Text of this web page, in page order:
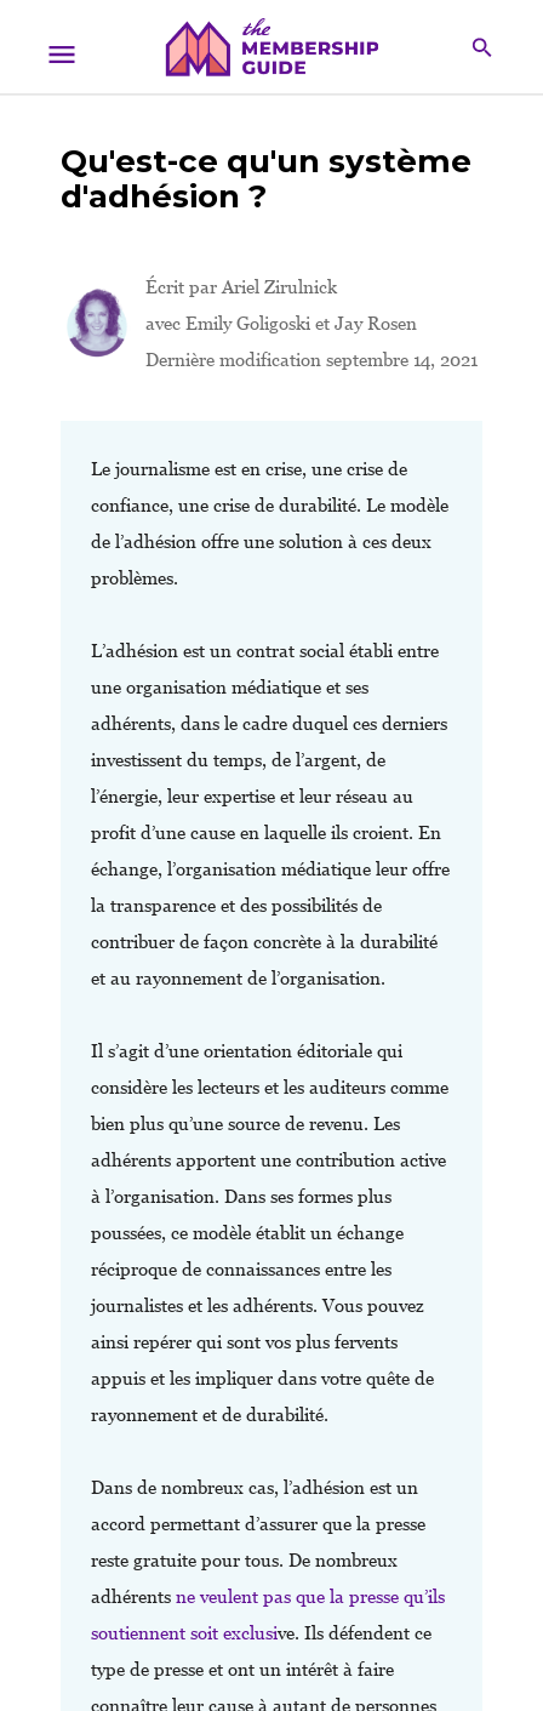
Qu'est-ce qu'un système
d'adhésion ?
Écrit par Ariel Zirulnick
avec Emily Goligoski et Jay Rosen
Dernière modification septembre 14, 2021
Le journalisme est en crise, une crise de
confiance, une crise de durabilité. Le modèle
de l’adhésion offre une solution à ces deux
problèmes.
L’adhésion est un contrat social établi entre
une organisation médiatique et ses
adhérents, dans le cadre duquel ces derniers
investissent du temps, de l’argent, de
l’énergie, leur expertise et leur réseau au
profit d’une cause en laquelle ils croient. En
échange, l’organisation médiatique leur offre
la transparence et des possibilités de
contribuer de façon concrète à la durabilité
et au rayonnement de l’organisation.
Il s’agit d’une orientation éditoriale qui
considère les lecteurs et les auditeurs comme
bien plus qu’une source de revenu. Les
adhérents apportent une contribution active
à l’organisation. Dans ses formes plus
poussées, ce modèle établit un échange
réciproque de connaissances entre les
journalistes et les adhérents. Vous pouvez
ainsi repérer qui sont vos plus fervents
appuis et les impliquer dans votre quête de
rayonnement et de durabilité.
Dans de nombreux cas, l’adhésion est un
accord permettant d’assurer que la presse
reste gratuite pour tous. De nombreux
adhérents ne veulent pas que la presse qu’ils
soutiennent soit exclusive. Ils défendent ce
type de presse et ont un intérêt à faire
connaître leur cause à autant de personnes